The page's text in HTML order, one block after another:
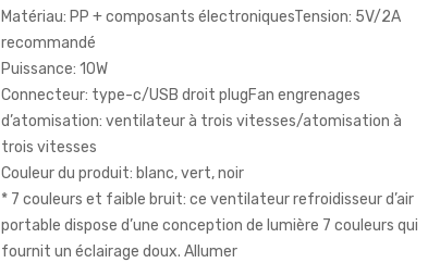
Matériau: PP + composants électroniquesTension: 5V/2A
recommandé
Puissance: 10W
Connecteur: type-c/USB droit plugFan engrenages
d’atomisation: ventilateur à trois vitesses/atomisation à
trois vitesses
Couleur du produit: blanc, vert, noir
* 7 couleurs et faible bruit: ce ventilateur refroidisseur d’air
portable dispose d’une conception de lumière 7 couleurs qui
fournit un éclairage doux. Allumer